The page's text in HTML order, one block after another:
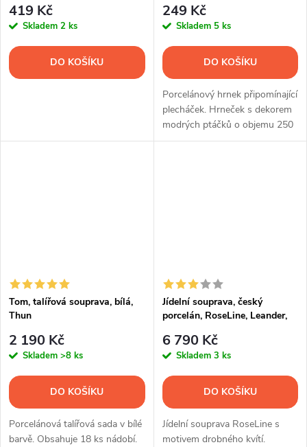
419 Kč
Skladem 2 ks
DO KOŠÍKU
249 Kč
Skladem 5 ks
DO KOŠÍKU
Porcelánový hrnek připomínající
plecháček. Hrneček s dekorem
modrých ptáčků o objemu 250
ml.
Tom, talířová souprava, bílá,
Thun
2 190 Kč
Skladem >8 ks
DO KOŠÍKU
Porcelánová talířová sada v bílé
barvě. Obsahuje 18 ks nádobí.
Jídelní souprava, český
porcelán, RoseLine, Leander,
6 790 Kč
Skladem 3 ks
DO KOŠÍKU
Jídelní souprava RoseLine s
motivem drobného kvítí.